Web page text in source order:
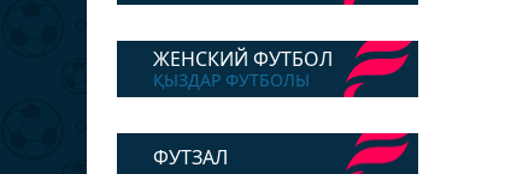
ЖЕНСКИЙ ФУТБОЛ
ҚЫЗДАР ФУТБОЛЫ
ФУТЗАЛ